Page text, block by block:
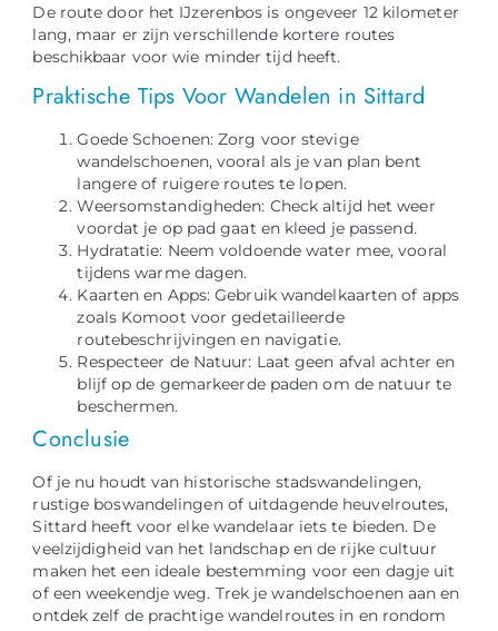
De route door het IJzerenbos is ongeveer 12 kilometer
lang, maar er zijn verschillende kortere routes
beschikbaar voor wie minder tijd heeft.
Praktische Tips Voor Wandelen in Sittard
Goede Schoenen: Zorg voor stevige
wandelschoenen, vooral als je van plan bent
langere of ruigere routes te lopen.
Weersomstandigheden: Check altijd het weer
voordat je op pad gaat en kleed je passend.
Hydratatie: Neem voldoende water mee, vooral
tijdens warme dagen.
Kaarten en Apps: Gebruik wandelkaarten of apps
zoals Komoot voor gedetailleerde
routebeschrijvingen en navigatie.
Respecteer de Natuur: Laat geen afval achter en
blijf op de gemarkeerde paden om de natuur te
beschermen.
Conclusie
Of je nu houdt van historische stadswandelingen,
rustige boswandelingen of uitdagende heuvelroutes,
Sittard heeft voor elke wandelaar iets te bieden. De
veelzijdigheid van het landschap en de rijke cultuur
maken het een ideale bestemming voor een dagje uit
of een weekendje weg. Trek je wandelschoenen aan en
ontdek zelf de prachtige wandelroutes in en rondom